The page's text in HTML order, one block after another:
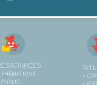
THÉMATIQUE
PUBLIC
>
>